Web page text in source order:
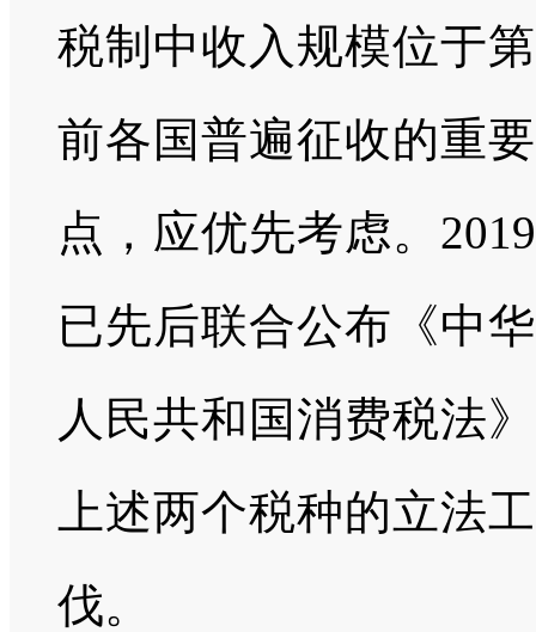
税制中收入规模位于
前各国普遍征收的重
点，应优先考虑。 2019
已先后联合公布《中
人民共和国消费税法
上述两个税种的立法
伐。